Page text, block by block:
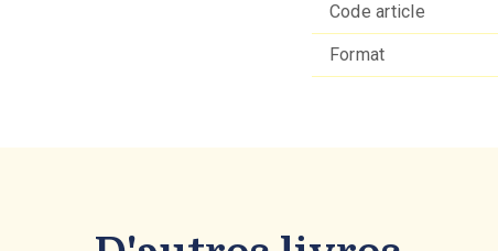
Code article
Format